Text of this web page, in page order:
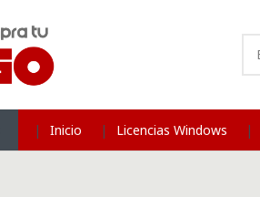
Inicio Licencias Windows